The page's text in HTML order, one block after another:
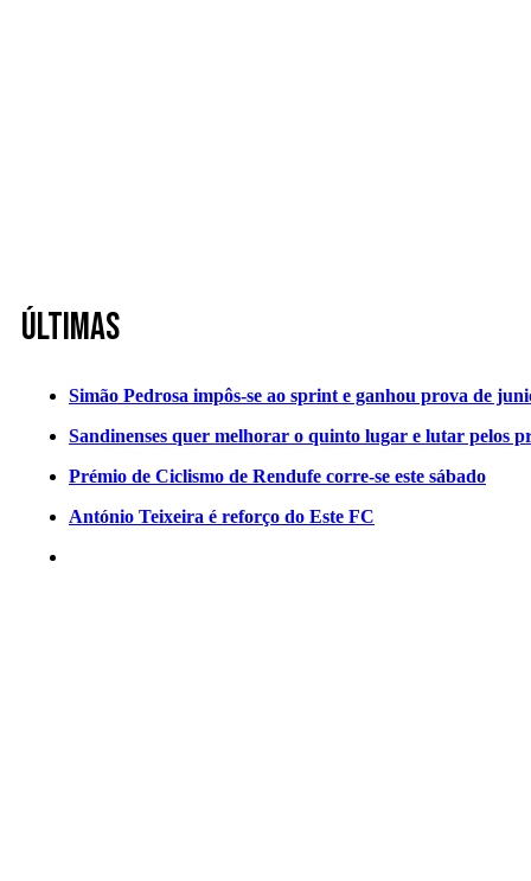
Últimas
Simão Pedrosa impôs-se ao sprint e ganhou prova de
Sandinenses quer melhorar o quinto lugar e lutar pelos
Prémio de Ciclismo de Rendufe corre-se este sábado
António Teixeira é reforço do Este FC